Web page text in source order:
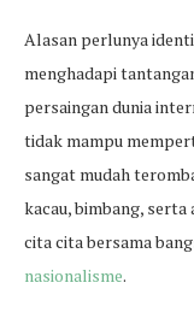
Alasan perlunya
menghadapi
persaingan dunia
tidak mampu
sangat mudah
kacau, bimbang,
cita cita bersama
nasionalisme.